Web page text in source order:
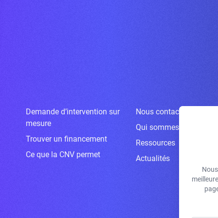
Demande d’intervention sur
mesure
Trouver un financement
Ce que la CNV permet
Nous contacter
Qui sommes-nous ?
Ressources
Actualités